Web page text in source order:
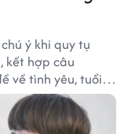
ý khi quy tụ
kết hợp câu
về tình yêu, tuổi